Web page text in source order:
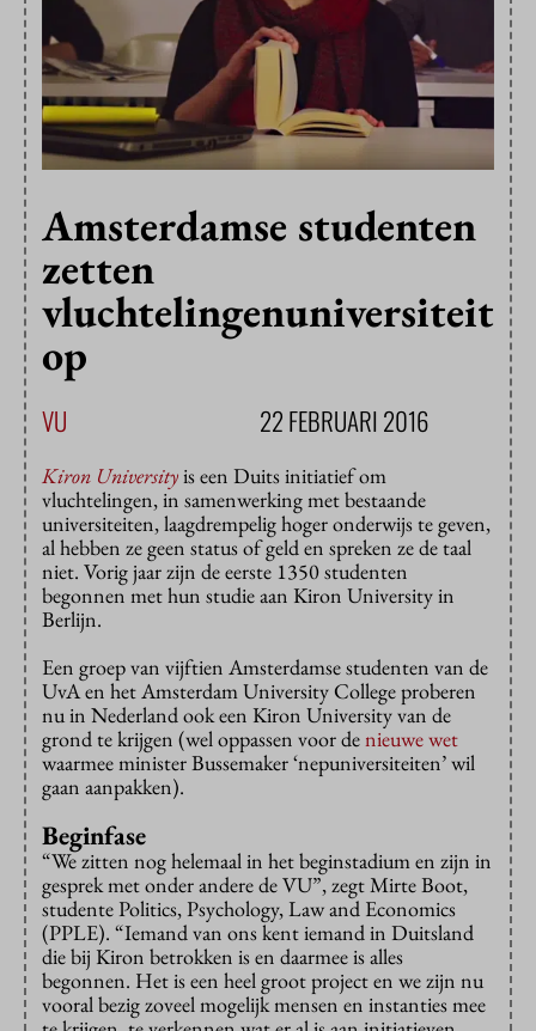
Amsterdamse studenten
zetten
vluchtelingenuniversiteit
op
VU 22 FEBRUARI 2016
Kiron Universityis een Duits initiatief om
vluchtelingen, in samenwerking met bestaande
universiteiten, laagdrempelig hoger onderwijs te geven,
al hebben ze geen status of geld en spreken ze de taal
niet. Vorig jaar zijn de eerste 1350 studenten
begonnen met hun studie aan Kiron University in
Berlijn.
Een groep van vijftien Amsterdamse studenten van de
UvA en het Amsterdam University College proberen
nu in Nederland ook een Kiron University van de
grond te krijgen (wel oppassen voor denieuwe wet
waarmee minister Bussemaker ‘nepuniversiteiten’ wil
gaan aanpakken).
Beginfase
“We zitten nog helemaal in het beginstadium en zijn in
gesprek met onder andere de VU”, zegt Mirte Boot,
studente Politics, Psychology, Law and Economics
(PPLE). “Iemand van ons kent iemand in Duitsland
die bij Kiron betrokken is en daarmee is alles
begonnen. Het is een heel groot project en we zijn nu
vooral bezig zoveel mogelijk mensen en instanties mee